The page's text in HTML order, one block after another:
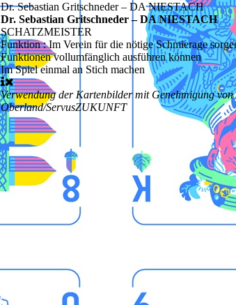
Dr. Sebastian Gritschneder – DA NIESTACH
Dr. Sebastian Gritschneder – DA NIESTACH
SCHATZMEISTER
Funktion: Im Verein für die nötige Schmierage
Funktionen vollumfänglich ausführen können
Im Spieleinmal an Stich machen
Verwendung der Kartenbilder mit Genehmigung
Oberland/ServusZUKUNFT